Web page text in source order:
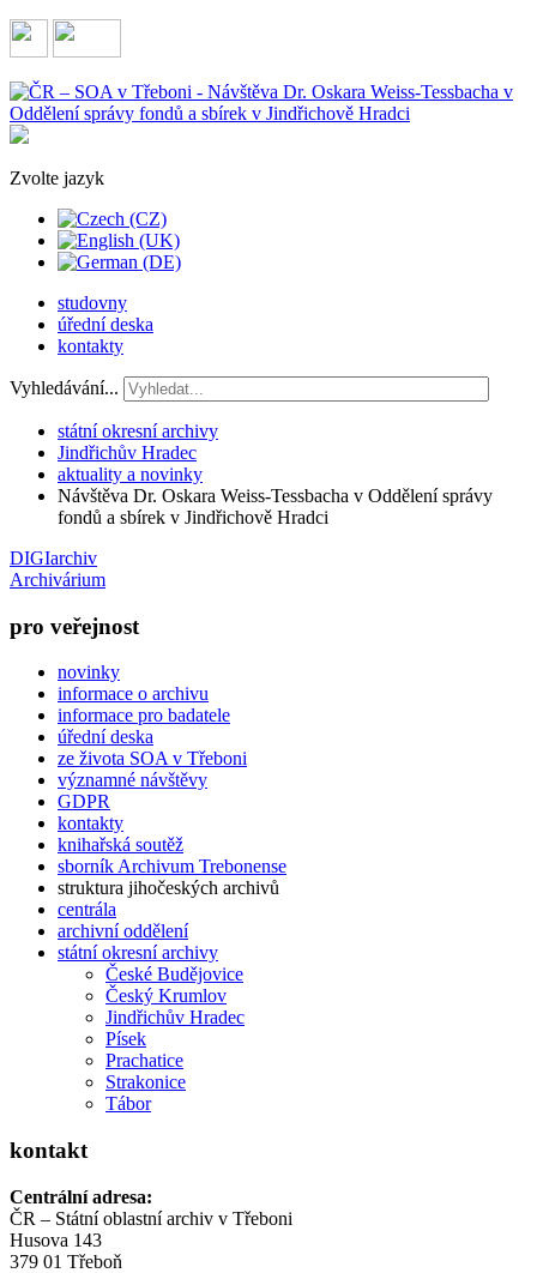
Zvolte jazyk
studovny
úřední deska
kontakty
Vyhledávání...
státní okresní archivy
Jindřichův Hradec
aktuality a novinky
Návštěva Dr. Oskara Weiss-Tessbacha v Oddělení správy
fondů a sbírek v Jindřichově Hradci
DIGIarchiv
Archivárium
pro veřejnost
novinky
informace o archivu
informace pro badatele
úřední deska
ze života SOA v Třeboni
významné návštěvy
GDPR
kontakty
knihařská soutěž
sborník Archivum Trebonense
struktura jihočeských archivů
centrála
archivní oddělení
státní okresní archivy
České Budějovice
Český Krumlov
Jindřichův Hradec
Písek
Prachatice
Strakonice
Tábor
kontakt
Centrální adresa:
ČR – Státní oblastní archiv v Třeboni
Husova 143
379 01 Třeboň